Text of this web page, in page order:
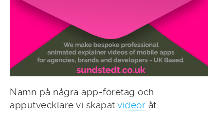
Namn på några app-företag och
apputvecklare vi skapat videor åt: